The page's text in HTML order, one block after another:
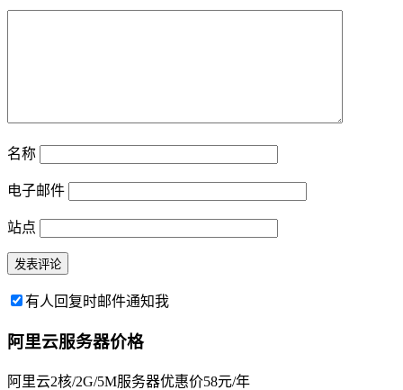
名称
电子邮件
站点
有人回复时邮件通知我
阿里云服务器价格
阿里云2核/2G/5M服务器优惠价58元/年